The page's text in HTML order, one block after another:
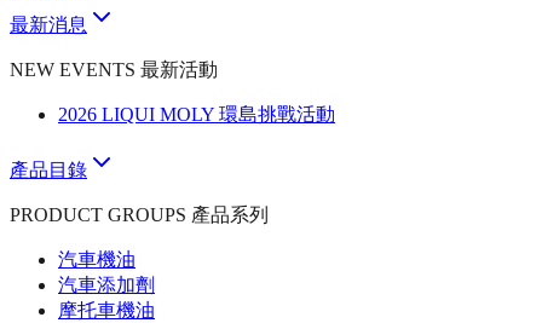
最新消息
NEW EVENTS 最新活動
2026 LIQUI MOLY 環島挑戰活動
產品目錄
PRODUCT GROUPS 產品系列
汽車機油
汽車添加劑
摩托車機油